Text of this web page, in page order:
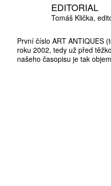
EDITORIAL
Tomáš Klička
První číslo ART ANTIQUES
roku 2002, tedy už před
našeho časopisu je tak